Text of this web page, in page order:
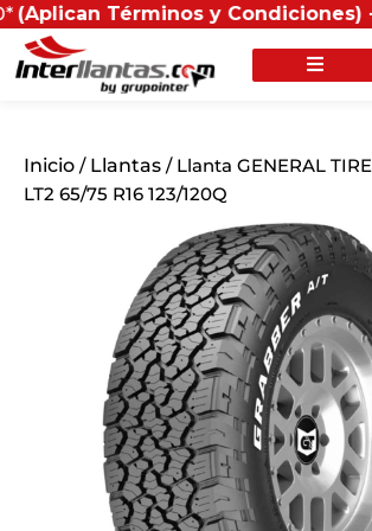
Términos y Condiciones) -
Inicio / Llantas / Llanta GENERAL
LT2 65/75 R16 123/120Q